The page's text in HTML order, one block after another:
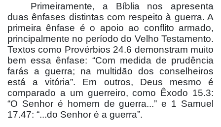
Primeiramente, a Bíblia nos apresenta
duas ênfases distintas com respeito à guerra. A
primeira ênfase é o apoio ao conflito armado,
principalmente no período do Velho Testamento.
Textos como Provérbios 24.6 demonstram muito
bem essa ênfase: “Com medida de prudência
farás a guerra; na multidão dos conselheiros
está a vitória”. Em outros, Deus mesmo é
comparado a um guerreiro, como Êxodo 15.3:
“O Senhor é homem de guerra...” e 1 Samuel
17.47: “...do Senhor é a guerra”.